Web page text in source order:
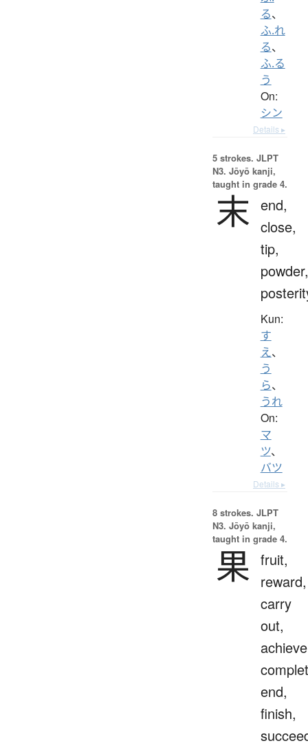
る、
ふ.れ
る、
ふ.る
う
On:
シン
Details ▸
5 strokes. JLPT
N3. Jōyō kanji,
taught in grade 4.
末 end,
close,
tip,
powder,
Kun:
す
え、
う
ら、
うれ
On:
マ
ツ、
バツ
Details ▸
8 strokes. JLPT
N3. Jōyō kanji,
taught in grade 4.
果 fruit,
reward,
carry
out,
end,
finish,